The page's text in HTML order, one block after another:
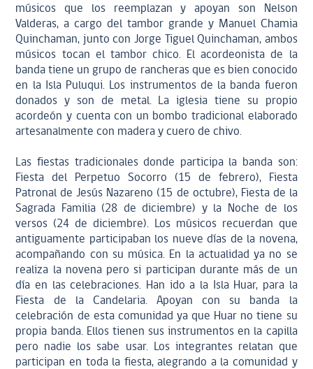
músicos que los reemplazan y apoyan son Nelson
Valderas, a cargo del tambor grande y Manuel Chamia
Quinchaman, junto con Jorge Tiguel Quinchaman, ambos
músicos tocan el tambor chico. El acordeonista de la
banda tiene un grupo de rancheras que es bien conocido
en la Isla Puluqui. Los instrumentos de la banda fueron
donados y son de metal. La iglesia tiene su propio
acordeón y cuenta con un bombo tradicional elaborado
artesanalmente con madera y cuero de chivo.
Las fiestas tradicionales donde participa la banda son:
Fiesta del Perpetuo Socorro (15 de febrero), Fiesta
Patronal de Jesús Nazareno (15 de octubre), Fiesta de la
Sagrada Familia (28 de diciembre) y la Noche de los
versos (24 de diciembre). Los músicos recuerdan que
antiguamente participaban los nueve días de la novena,
acompañando con su música. En la actualidad ya no se
realiza la novena pero si participan durante más de un
día en las celebraciones. Han ido a la Isla Huar, para la
Fiesta de la Candelaria. Apoyan con su banda la
celebración de esta comunidad ya que Huar no tiene su
propia banda. Ellos tienen sus instrumentos en la capilla
pero nadie los sabe usar. Los integrantes relatan que
participan en toda la fiesta, alegrando a la comunidad y